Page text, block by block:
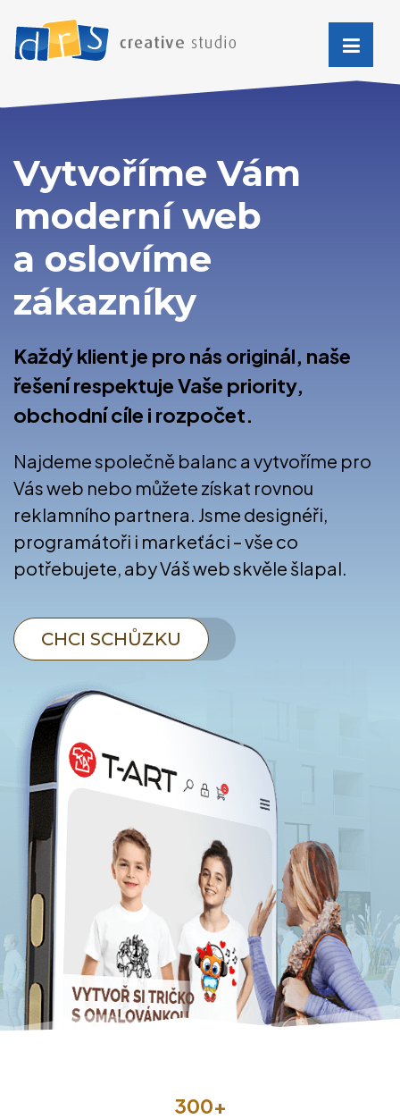
Vytvoříme Vám
moderní web
a oslovíme
zákazníky
Každý klient je pro nás originál, naše
řešení respektuje Vaše priority,
obchodní cíle i rozpočet.
Najdeme společně balanc a vytvoříme pro
Vás web nebo můžete získat rovnou
reklamního partnera. Jsme designéři,
programátoři i markeťáci – vše co
potřebujete, aby Váš web skvěle šlapal.
CHCI SCHŮZKU
300+